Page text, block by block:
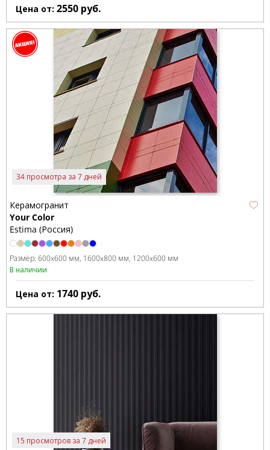
Цена от: 2550 руб.
34 просмотра за 7 дней
Керамогранит
Your Color
Estima (Россия)
Размер: 600x600 мм 1600x800 мм 1200x600 мм
В наличии
Цена от: 1740 руб.
15 просмотров за 7 дней